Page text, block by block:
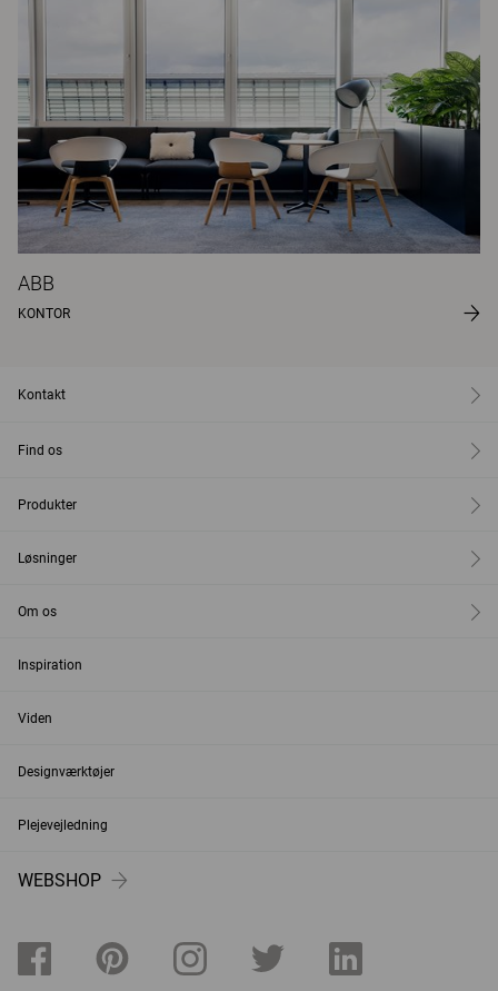
ABB
KONTOR
Kontakt
Find os
Produkter
Løsninger
Om os
Inspiration
Viden
Designværktøjer
Plejevejledning
WEBSHOP